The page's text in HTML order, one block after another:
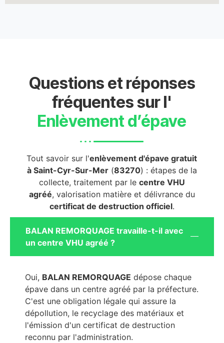
Questions et réponses
fréquentes sur l'
Enlèvement d’épave
Tout savoir sur l'enlèvement d'épave gratuit
à Saint-Cyr-Sur-Mer(83270) : étapes de la
collecte, traitement par le centre VHU
agréé, valorisation matière et délivrance du
certificat de destruction officiel.
BALAN REMORQUAGE travaille-t-il avec
un centre VHU agréé ?
Oui, BALAN REMORQUAGE dépose chaque
épave dans un centre agréé par la préfecture.
C'est une obligation légale qui assure la
dépollution, le recyclage des matériaux et
l'émission d'un certificat de destruction
reconnu par l'administration.